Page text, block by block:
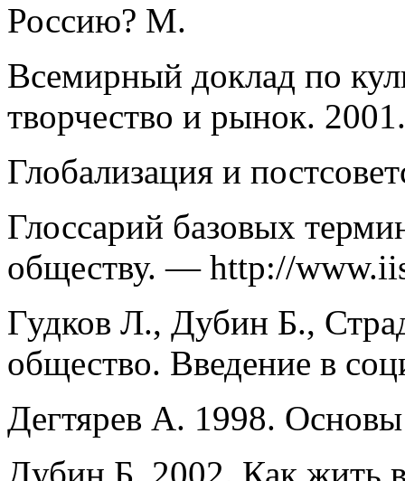
Россию? М.
Всемирный доклад по
творчество и рынок.
Глобализация и
Глоссарий базовых
обществу. — http://
Гудков Л., Дубин Б.,
общество. Введение в
Дегтярев А. 1998.